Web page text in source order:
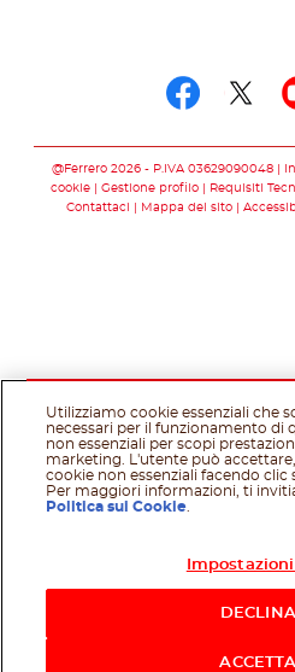
@Ferrero 2026 - P.IVA 03629090048
cookie
Gestione profilo Requisiti
Contattaci
Mappa del sito
Utilizziamo cookie essenziali che
necessari per il funzionamento di
non essenziali per scopi
marketing. L'utente può
cookie non essenziali facendo clic
Per maggiori informazioni, ti
Politica sui Cookie